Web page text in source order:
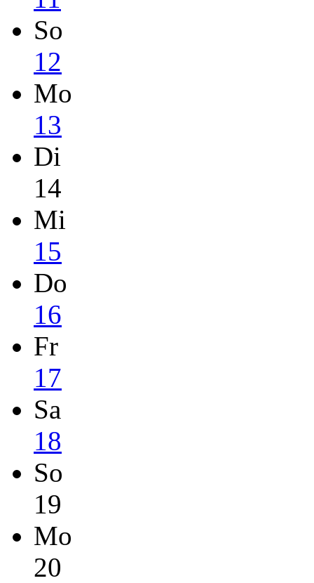
So
12
Mo
13
Di
14
Mi
15
Do
16
Fr
17
Sa
18
So
19
Mo
20